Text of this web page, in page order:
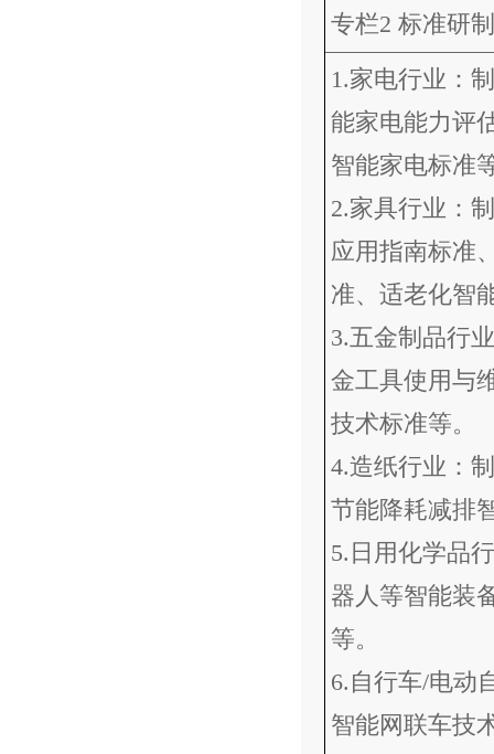
专栏2 标准研
1.家电行业：
能家电能力评
智能家电标准
2.家具行业：
应用指南标准
准、适老化智
3.五金制品行
金工具使用与
技术标准等。
4.造纸行业：
节能降耗减排
5.日用化学品
器人等智能装
等。
6.自行车/电动
智能网联车技